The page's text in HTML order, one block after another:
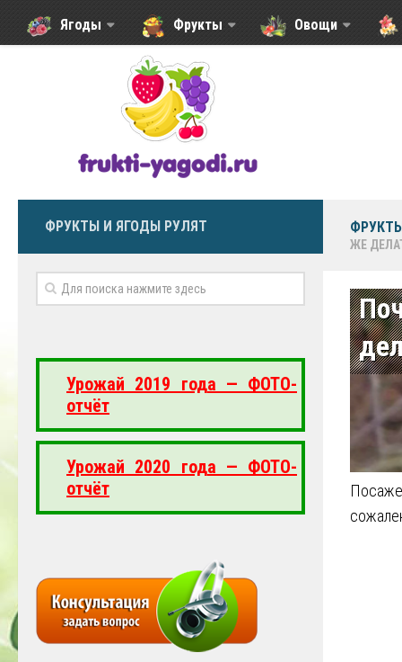
Ягоды Фрукты Овощи
ЖЕ
ФРУКТЫ И ЯГОДЫ РУЛЯТ
Урожай 2019 года — ФОТО-
отчёт
Урожай 2020 года — ФОТО-
отчёт